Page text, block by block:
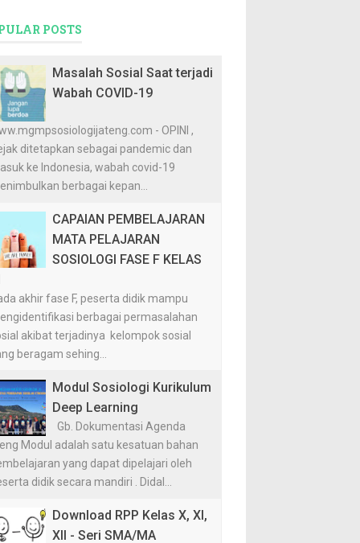
POSTS
Masalah Sosial Saat terjadi
Wabah COVID-19
- OPINI ,
ditetapkan sebagai pandemic dan
ke Indonesia, wabah covid-19
berbagai kepan...
CAPAIAN PEMBELAJARAN
MATA PELAJARAN
SOSIOLOGI FASE F KELAS
akhir fase F, peserta didik mampu
berbagai permasalahan
akibat terjadinya kelompok sosial
beragam sehing...
Modul Sosiologi Kurikulum
Deep Learning
Gb. Dokumentasi Agenda
Modul adalah satu kesatuan bahan
yang dapat dipelajari oleh
didik secara mandiri . Didal...
Download RPP Kelas X, XI,
XII - Seri SMA/MA